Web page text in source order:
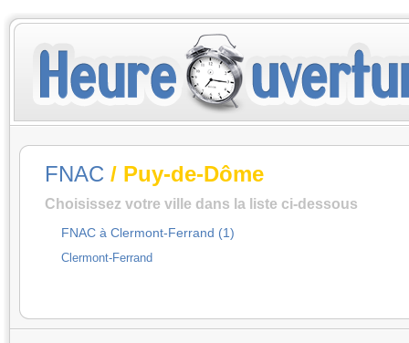
FNAC / Puy-de-Dôme
Choisissez votre ville dans la liste ci-dessous
FNAC à Clermont-Ferrand (1)
Clermont-Ferrand